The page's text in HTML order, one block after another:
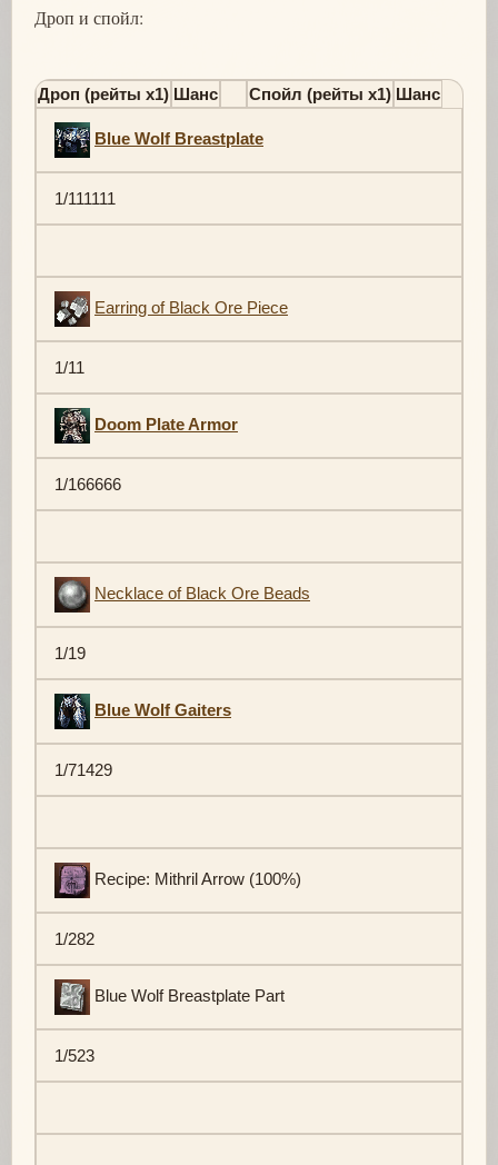
Дроп и спойл:
Дроп (рейты х1) Шанс Спойл (рейты х1) Шанс
Blue Wolf Breastplate
1/111111
Earring of Black Ore Piece
1/11
Doom Plate Armor
1/166666
Necklace of Black Ore Beads
1/19
Blue Wolf Gaiters
1/71429
Recipe: Mithril Arrow (100%)
1/282
Blue Wolf Breastplate Part
1/523